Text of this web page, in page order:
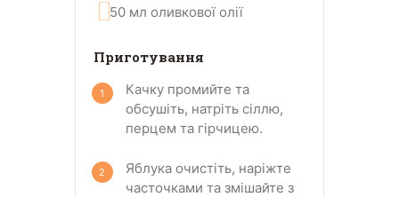
50 мл оливкової олії
Приготування
Качку промийте та
обсушіть, натріть сіллю,
перцем та гірчицею.
Яблука очистіть, наріжте
часточками та змішайте з